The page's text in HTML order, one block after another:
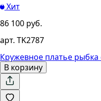
Хит
86 100 руб.
арт. TK2787
Кружевное платье
В корзину